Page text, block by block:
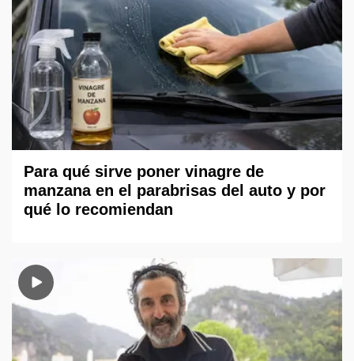
Para qué sirve poner vinagre de
manzana en el parabrisas del auto y por
qué lo recomiendan